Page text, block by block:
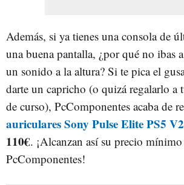
Además, si ya tienes una consola de
una buena pantalla, ¿por qué no ibas
un sonido a la altura? Si te pica el
darte un capricho (o quizá regalarlo a
de curso), PcComponentes acaba de
auriculares Sony Pulse Elite PS5 V2
110€. ¡Alcanzan así su precio
PcComponentes!